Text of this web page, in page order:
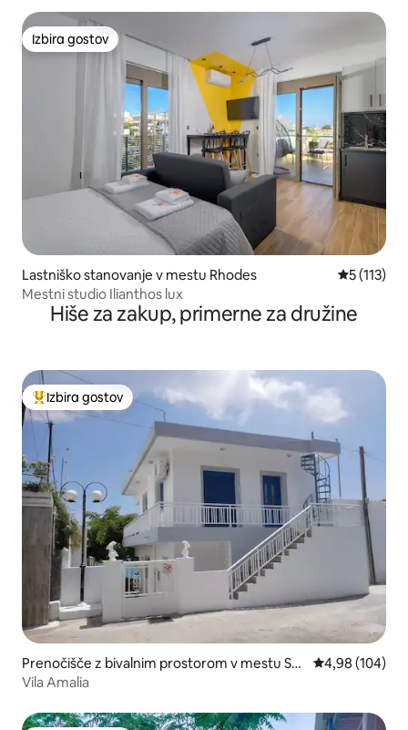
Izbira gostov
Izbira gostov
Lastniško stanovanje v mestu Rhodes Povprečna
5 (113)
Mestni studio Ilianthos lux
Hiše za zakup, primerne za družine
Najbolj priljubljena prenočišča z značko »Izbira gostov«
Izbira gostov
Prenočišče z bivalnim prostorom v mestu Ste
gna
Povprečna
4,98 (104)
Vila Amalia